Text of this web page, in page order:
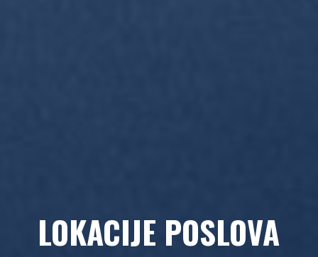
LOKACIJE POSLOVA